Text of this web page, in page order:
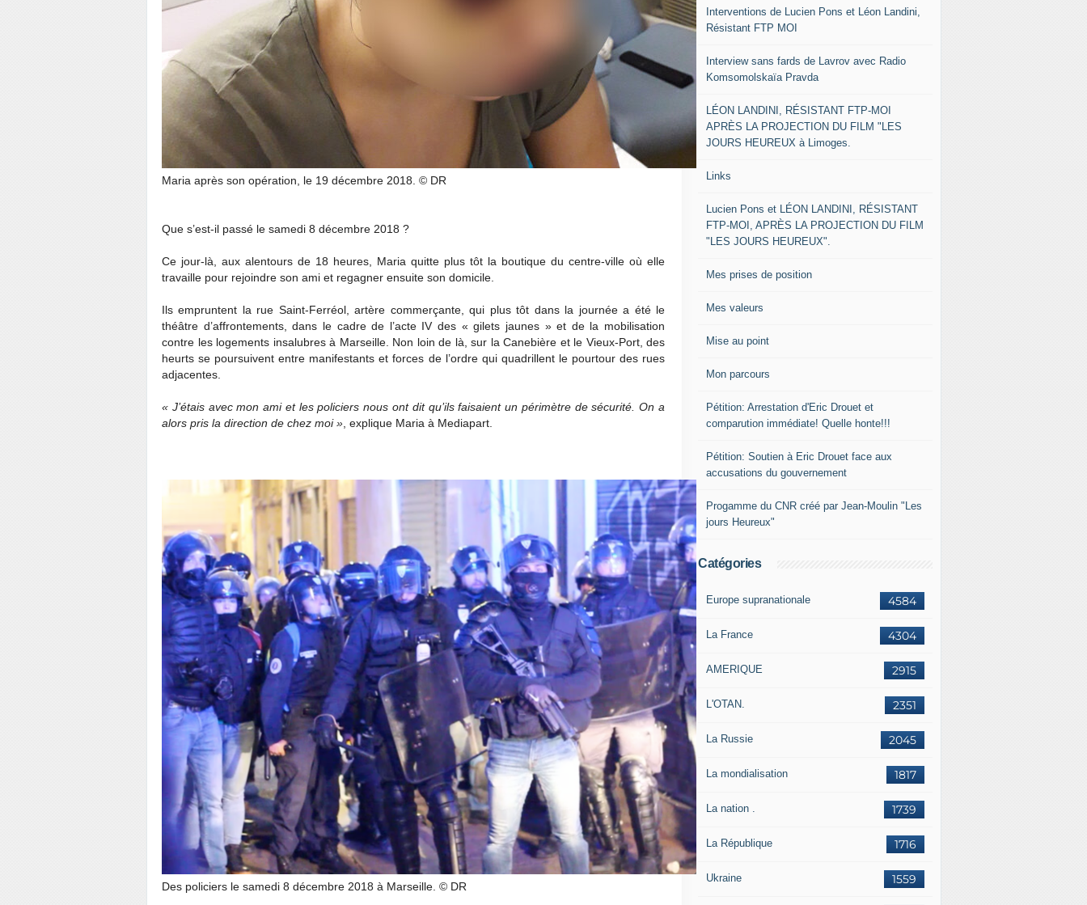
Maria après son opération, le 19 décembre 2018. © DR
Que s’est-il passé le samedi 8 décembre 2018 ?
Ce jour-là, aux alentours de 18 heures, Maria quitte plus tôt la boutique du centre-ville où elle
travaille pour rejoindre son ami et regagner ensuite son domicile.
Ils empruntent la rue Saint-Ferréol, artère commerçante, qui plus tôt dans la journée a été le
théâtre d’affrontements, dans le cadre de l’acte IV des « gilets jaunes » et de la mobilisation
contre les logements insalubres à Marseille. Non loin de là, sur la Canebière et le Vieux-Port, des
heurts se poursuivent entre manifestants et forces de l’ordre qui quadrillent le pourtour des rues
adjacentes.
« J’étais avec mon ami et les policiers nous ont dit qu’ils faisaient un périmètre de sécurité. On a
alors pris la direction de chez moi » , explique Maria à Mediapart.
Des policiers le samedi 8 décembre 2018 à Marseille. © DR
Interventions de Lucien Pons et Léon Landini,
Résistant FTP MOI
Interview sans fards de Lavrov avec Radio
Komsomolskaïa Pravda
LÉON LANDINI, RÉSISTANT FTP-MOI
APRÈS LA PROJECTION DU FILM "LES
JOURS HEUREUX à Limoges.
Links
Lucien Pons et LÉON LANDINI, RÉSISTANT
FTP-MOI, APRÈS LA PROJECTION DU FILM
"LES JOURS HEUREUX".
Mes prises de position
Mes valeurs
Mise au point
Mon parcours
Pétition: Arrestation d'Eric Drouet et
comparution immédiate! Quelle honte!!!
Pétition: Soutien à Eric Drouet face aux
accusations du gouvernement
Progamme du CNR créé par Jean-Moulin "Les
jours Heureux"
Catégories
4584
Europe supranationale
4304
La France
2915
AMERIQUE
2351
L'OTAN.
2045
La Russie
1817
La mondialisation
1739
La nation .
1716
La République
1559
Ukraine